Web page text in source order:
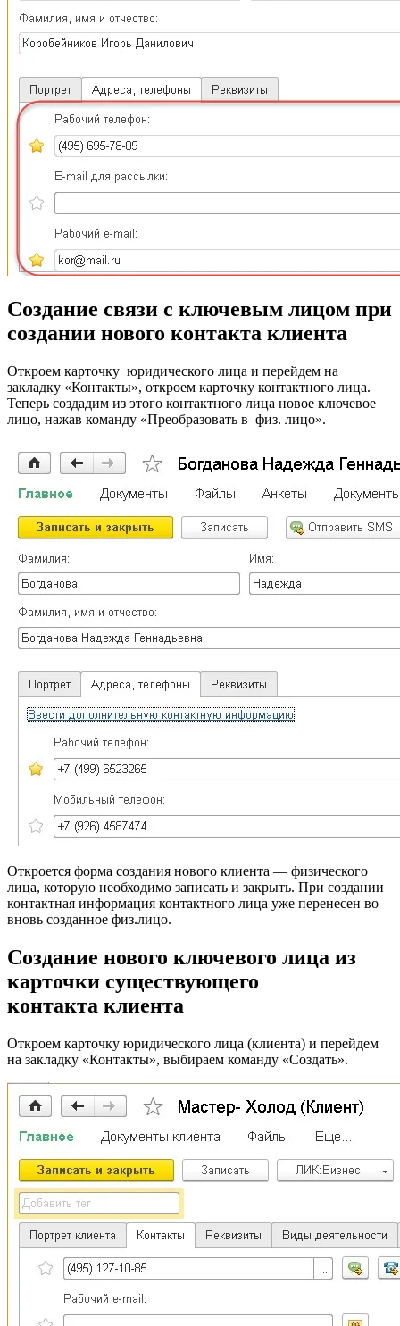
Создание связи с ключевым лицом при
создании нового контакта клиента
Откроем карточку юридического лица и перейдем на
закладку «Контакты», откроем карточку контактного лица.
Теперь создадим из этого контактного лица новое ключевое
лицо, нажав команду «Преобразовать в физ. лицо».
Откроется форма создания нового клиента — физического
лица, которую необходимо записать и закрыть. При создании
контактная информация контактного лица уже перенесен во
вновь созданное физ.лицо.
Создание нового ключевого лица из
карточки существующего
контакта клиента
Откроем карточку юридического лица (клиента) и перейдем
на закладку «Контакты», выбираем команду «Создать».